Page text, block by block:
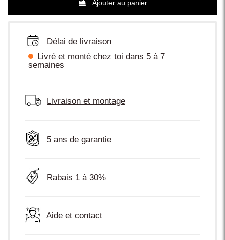
Ajouter au panier
Délai de livraison
Livré et monté chez toi dans 5 à 7
semaines
Livraison et montage
5 ans de garantie
Rabais 1 à 30%
Aide et contact